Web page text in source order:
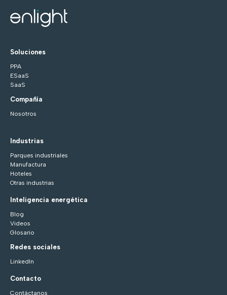
Soluciones
PPA
ESaaS
SaaS
Compañía
Nosotros
Industrias
Parques industriales
Manufactura
Hoteles
Otras industrias
Inteligencia energética
Blog
Videos
Glosario
Redes sociales
LinkedIn
Contacto
Contáctanos